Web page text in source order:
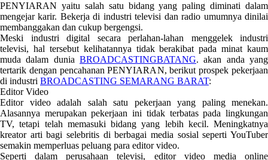
PENYIARAN yaitu salah satu bidang yang paling diminati dalam
mengejar karir. Bekerja di industri televisi dan radio umumnya dinilai
membanggakan dan cukup bergengsi.
Meski industri digital secara perlahan-lahan menggelek industri
televisi, hal tersebut kelihatannya tidak berakibat pada minat kaum
muda dalam dunia BROADCASTINGBATANG. akan anda yang
tertarik dengan pencahanan PENYIARAN, berikut prospek pekerjaan
di industri BROADCASTING SEMARANG BARAT:
Editor Video
Editor video adalah salah satu pekerjaan yang paling menekan.
Alasannya merupakan pekerjaan ini tidak terbatas pada lingkungan
TV, tetapi telah memasuki bidang yang lebih kecil. Meningkatnya
kreator arti bagi selebritis di berbagai media sosial seperti YouTuber
semakin memperluas peluang para editor video.
Seperti dalam perusahaan televisi, editor video media online